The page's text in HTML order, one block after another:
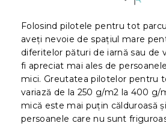
Folosind pilotele pentru tot
aveți nevoie de spațiul mare
diferitelor pături de iarnă sau de
fi apreciat mai ales de
mici. Greutatea pilotelor pentru
variază de la 250 g/m2 la 400 g/
mică este mai puțin călduroasă
persoanele care nu sunt